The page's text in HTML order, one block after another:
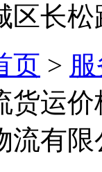
区长
页 >
货运
有限